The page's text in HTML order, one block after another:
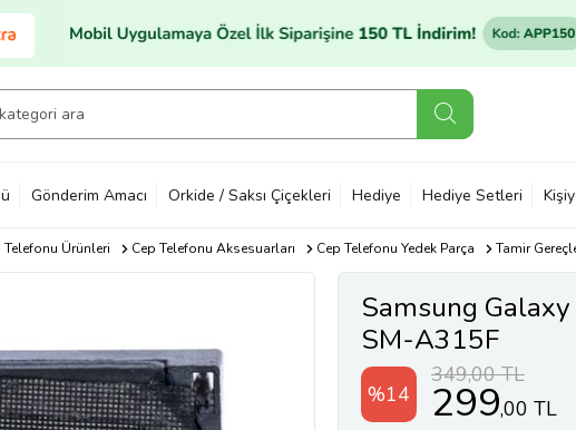
Gönderim Amacı Orkide / Saksı Çiçekleri Hediye Hediye Setleri
Telefonu Ürünleri Cep Telefonu Aksesuarları Cep Telefonu Yedek Parça Tamir
Samsung
SM-A315F
%14
349,00 TL
299,00 TL